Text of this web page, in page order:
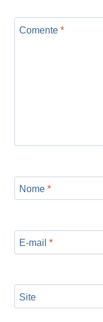
Comente *
Nome *
E-mail *
Site